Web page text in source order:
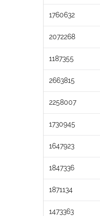
1760632
2072268
1187355
2663815
2258007
1730945
1647923
1847336
1871134
1473363